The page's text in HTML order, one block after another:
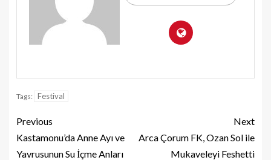
Tags: Festival
Previous
Kastamonu’da Anne Ayı ve
Yavrusunun Su İçme Anları
Next
Arca Çorum FK, Ozan Sol ile
Mukaveleyi Feshetti